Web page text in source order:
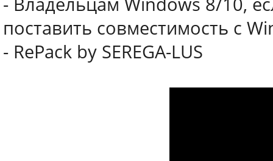
поставить совместимость с
- RePack by SEREGA-LUS